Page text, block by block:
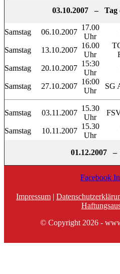
03.10.2007 – Tag
Samstag 06.10.2007
17.00
Uhr
Samstag 13.10.2007
16.00
Uhr
Samstag 20.10.2007
15:30
Uhr
Samstag 27.10.2007
16:00
Uhr
SG
Samstag 03.11.2007
15.30
Uhr
Samstag 10.11.2007
15.30
Uhr
01.12.2007
Facebook
Impressum |
© Copyright 2026 -